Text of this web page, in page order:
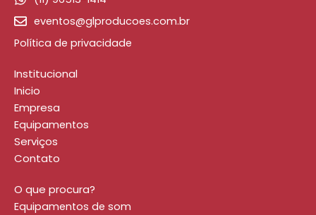
eventos@glproducoes.com.br
Política de privacidade
Institucional
Inicio
Empresa
Equipamentos
Serviços
Contato
O que procura?
Equipamentos de som